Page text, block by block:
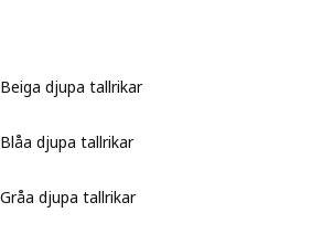
Beiga djupa tallrikar
Blåa djupa tallrikar
Gråa djupa tallrikar